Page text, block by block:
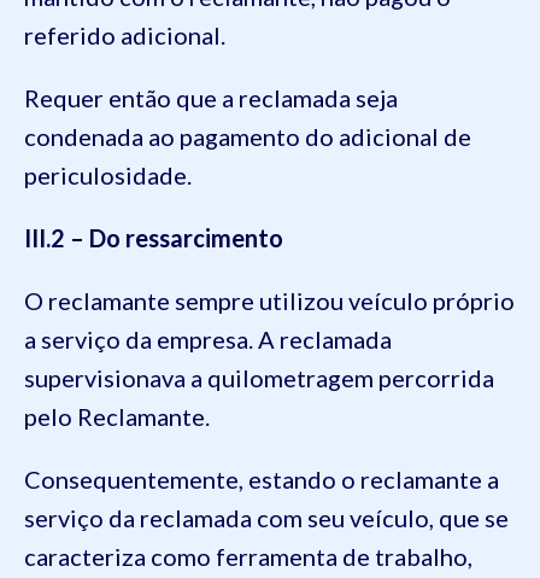
referido adicional.
Requer então que a reclamada seja
condenada ao pagamento do adicional de
periculosidade.
III.2 – Do ressarcimento
O reclamante sempre utilizou veículo próprio
a serviço da empresa. A reclamada
supervisionava a quilometragem percorrida
pelo Reclamante.
Consequentemente, estando o reclamante a
serviço da reclamada com seu veículo, que se
caracteriza como ferramenta de trabalho,